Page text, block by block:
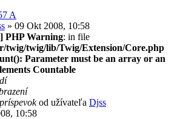
A
» 09 Okt 2008, 10:58
PHP Warning: in file
twig/twig/lib/Twig/Extension/Core.php
Parameter must be an array or an
Countable
od užívateľa Djss
10:58